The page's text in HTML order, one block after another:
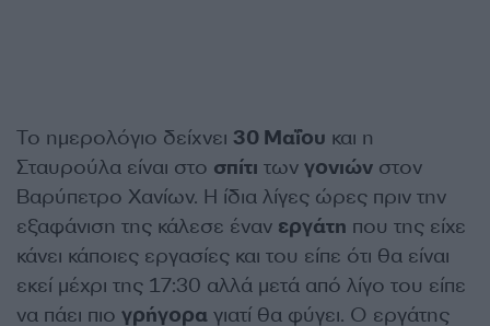
Το ημερολόγιο δείχνει 30 Μαΐου και η
Σταυρούλα είναι στο σπίτι των γονιών στον
Βαρύπετρο Χανίων. Η ίδια λίγες ώρες πριν την
εξαφάνιση της κάλεσε έναν εργάτη που της είχε
κάνει κάποιες εργασίες και του είπε ότι θα είναι
εκεί μέχρι της 17:30 αλλά μετά από λίγο του είπε
να πάει πιο γρήγορα γιατί θα φύγει. Ο εργάτης